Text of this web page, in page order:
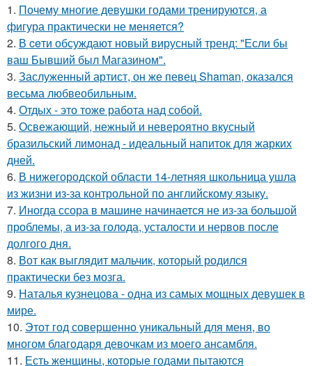
1. Почему многие девушки годами тренируются, а
фигура практически не меняется?
2. В ceти обсуждают новый вирусный тренд: "Если бы
ваш Бывший был Магазином".
3. Заслуженный артист, он же певец Shaman, оказался
весьма любвеобильным.
4. Отдых - это тоже работа над собой.
5. Освежающий, нежный и невероятно вкусный
бразильский лимонад - идеальный напиток для жарких
дней.
6. В нижегородской области 14-летняя школьница ушла
из жизни из-за контрольной по английскому языку.
7. Иногда ссора в машине начинается не из-за большой
проблемы, а из-за голода, усталости и нервов после
долгого дня.
8. Вот как выглядит мальчик, который родился
практически без мозга.
9. Наталья кузнецова - одна из самых мощных девушек в
мире.
10. Этот год совершенно уникальный для меня, во
многом благодаря девочкам из моего ансамбля.
11. Есть женщины, которые годами пытаются